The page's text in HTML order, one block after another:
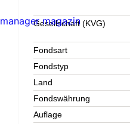
Gesellschaft (KVG)
Fondsart
Fondstyp
Land
Fondswährung
Auflage
manager magazin